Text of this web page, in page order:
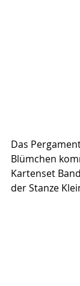
Das
Blümchen
Kartenset
der Stanze